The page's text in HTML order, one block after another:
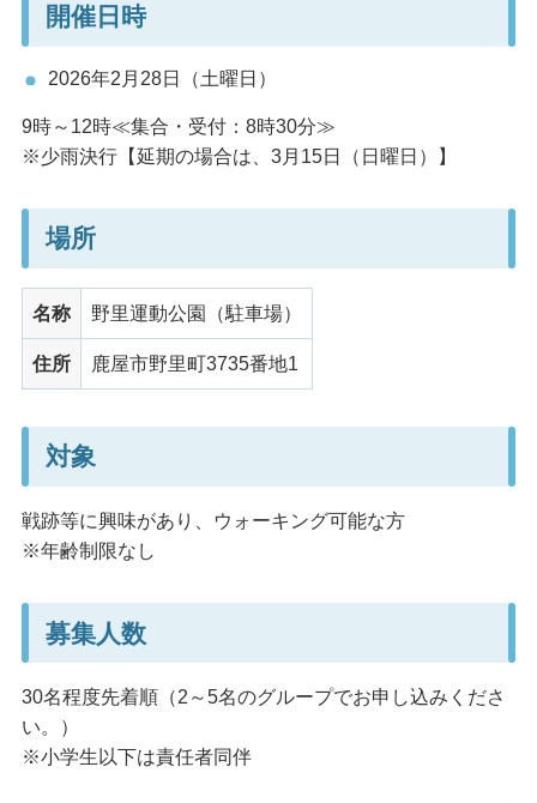
開催日時
2026年2月28日（土曜日）
9時～12時≪集合・受付：8時30分≫
※少雨決行【延期の場合は、3月15日（日曜日）】
場所
名称 野里運動公園（駐車場）
住所 鹿屋市野里町3735番地1
対象
戦跡等に興味があり、ウォーキング可能な方
※年齢制限なし
募集人数
30名程度先着順（2～5名のグループでお申し込みくださ
い。）
※小学生以下は責任者同伴